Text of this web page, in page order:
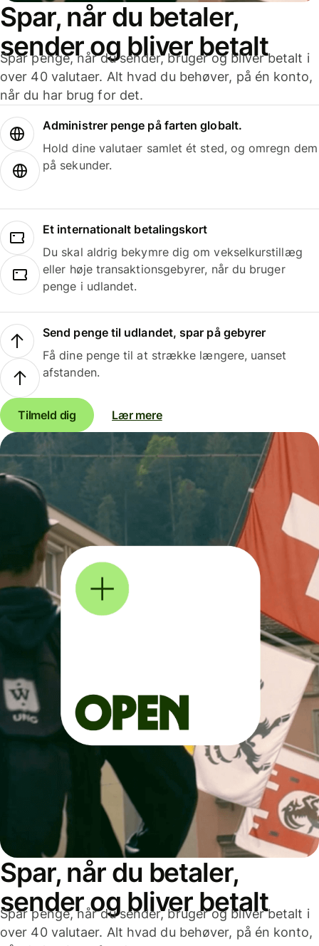
Spar, når du betaler,
sender og bliver betalt
Spar penge, når du sender, bruger og bliver betalt i
over 40 valutaer. Alt hvad du behøver, på én konto,
når du har brug for det.
Administrer penge på farten globalt.
Hold dine valutaer samlet ét sted, og omregn dem
på sekunder.
Et internationalt betalingskort
Du skal aldrig bekymre dig om vekselkurstillæg
eller høje transaktionsgebyrer, når du bruger
penge i udlandet.
Send penge til udlandet, spar på gebyrer
Få dine penge til at strække længere, uanset
afstanden.
Tilmeld dig Lær mere
Spar, når du betaler,
sender og bliver betalt
Spar penge, når du sender, bruger og bliver betalt i
over 40 valutaer. Alt hvad du behøver, på én konto,